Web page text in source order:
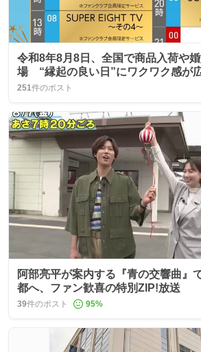
令和8年8月8日、全国で商品入荷や
場 “縁起の良い日”にワクワク感が
251件のポスト
阿部亮平が案内する『青の交響曲』
都へ、ファン歓喜の特別ZIP!放送
39件のポスト 95%